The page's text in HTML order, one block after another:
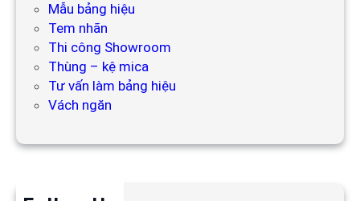
Mẫu bảng hiệu
Tem nhãn
Thi công Showroom
Thùng – kệ mica
Tư vấn làm bảng hiệu
Vách ngăn